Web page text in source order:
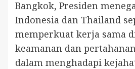
Bangkok, Presiden
Indonesia dan Thailand
memperkuat kerja sama
keamanan dan
dalam menghadapi